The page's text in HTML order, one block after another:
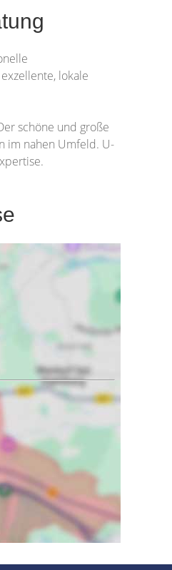
lokale
schöne und große
im nahen Umfeld. U-